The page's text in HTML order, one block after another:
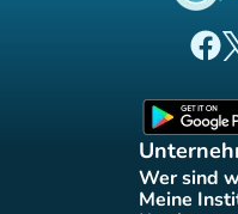
Wer sind
Meine